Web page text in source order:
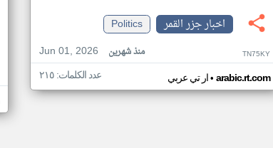
اخبار جزر القمر
Politics
Jun 01, 2026
منذ شهرين TN75KY
ار تي عربي• arabic.rt.com عدد الكلمات: ٢١٥